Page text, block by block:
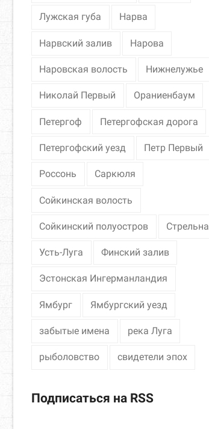
Лужская губа Нарва
Нарвский залив Нарова
Наровская волость Нижнелужье
Николай Первый Ораниенбаум
Петергоф Петергофская дорога
Петергофский уезд Петр Первый
Россонь Саркюля
Сойкинская волость
Сойкинский полуостров Стрельна
Усть-Луга Финский залив
Эстонская Ингерманландия
Ямбург Ямбургский уезд
забытые имена река Луга
рыболовство свидетели эпох
Подписаться на RSS